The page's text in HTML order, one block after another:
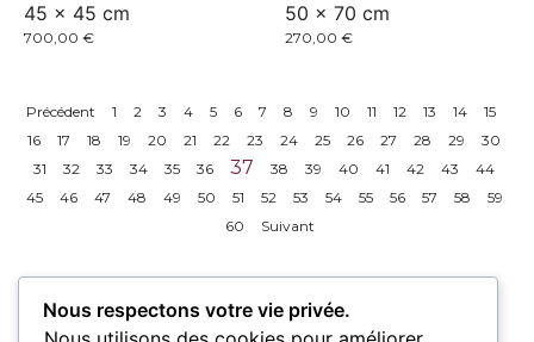
45 × 45 cm
700,00 €
50 × 70 cm
270,00 €
Précédent 1 2 3 4 5 6 7 8 9 10 11 12 13 14
15
16
17 18 19 20 21 22 23 24 25 26 27 28 29
30
31
32 33 34 35 36 37 38 39 40 41 42 43
44
45
46 47 48 49 50 51 52 53 54 55 56 57 58
59
60
Suivant
Nous respectons votre vie privée.